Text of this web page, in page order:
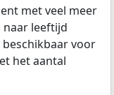
met veel meer
naar leeftijd
voor
het aantal